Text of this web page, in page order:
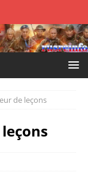
de leçons